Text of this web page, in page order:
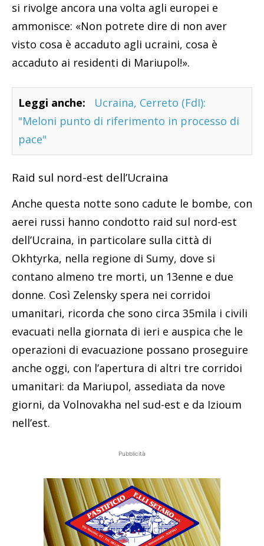
si rivolge ancora una volta agli europei e
ammonisce: «Non potrete dire di non aver
visto cosa è accaduto agli ucraini, cosa è
accaduto ai residenti di Mariupol!».
Leggi anche:
Ucraina, Cerreto (FdI):
"Meloni punto di riferimento in processo di
pace"
Raid sul nord-est dell’Ucraina
Anche questa notte sono cadute le bombe, con
aerei russi hanno condotto raid sul nord-est
dell’Ucraina, in particolare sulla città di
Okhtyrka, nella regione di Sumy, dove si
contano almeno tre morti, un 13enne e due
donne. Così Zelensky spera nei corridoi
umanitari, ricorda che sono circa 35mila i civili
evacuati nella giornata di ieri e auspica che le
operazioni di evacuazione possano proseguire
anche oggi, con l’apertura di altri tre corridoi
umanitari: da Mariupol, assediata da nove
giorni, da Volnovakha nel sud-est e da Izioum
nell’est.
Pubblicità